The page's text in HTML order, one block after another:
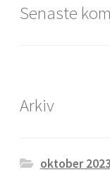
Senaste
Arkiv
oktober 2023